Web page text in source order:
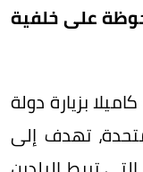
على خلفية
بزيارة دولة
تهدف إلى